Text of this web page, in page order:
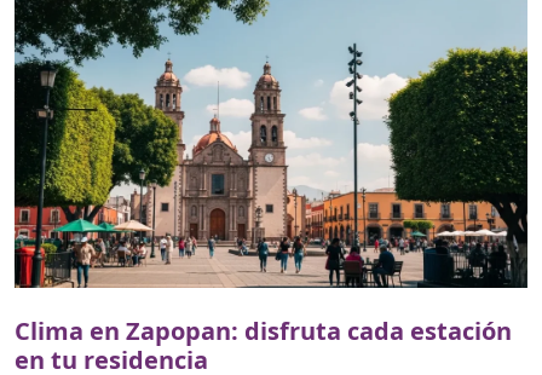
Clima en Zapopan: disfruta cada estación
en tu residencia